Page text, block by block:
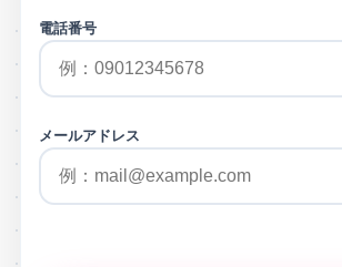
電話番号
メールアドレス